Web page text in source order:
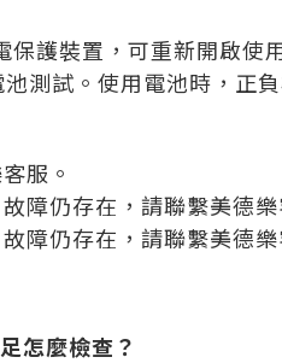
護裝置，可重新開啟使
測試。使用電池時，正
服。
障仍存在，請聯繫美德樂
障仍存在，請聯繫美德樂
怎麼檢查？